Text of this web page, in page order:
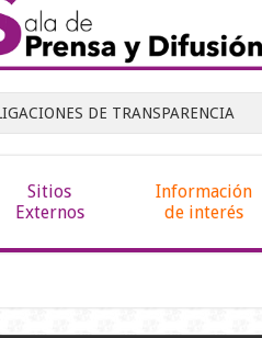
DE TRANSPARENCIA
Sitios
Externos
Información
de interés